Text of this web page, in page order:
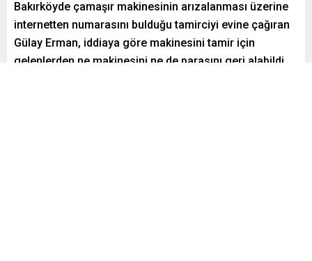
Bakırköyde çamaşır makinesinin arızalanması üzerine
internetten numarasını bulduğu tamirciyi evine çağıran
Gülay Erman, iddiaya göre makinesini tamir için
gelenlerden ne makinesini ne de parasını geri alabildi.